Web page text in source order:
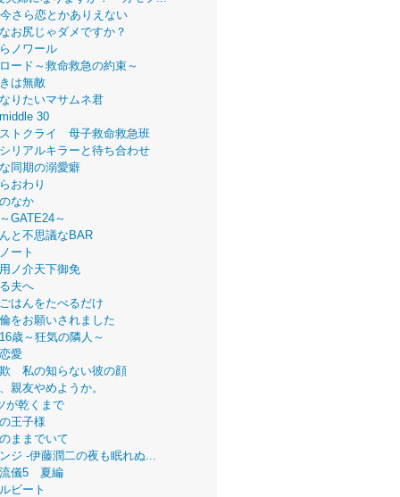
さら恋とかありえない
お尻じゃダメですか？
ノワール
ード～救命救急の約束～
は無敵
りたいマサムネ君
30
トクライ 母子救命救急班
リアルキラーと待ち合わせ
同期の溺愛癖
おわり
なか
GATE24～
と不思議なBAR
ート
ノ介天下御免
夫へ
はんをたべるだけ
をお願いされました
歳～狂気の隣人～
愛
私の知らない彼の顔
親友やめようか。
が乾くまで
王子様
ままでいて
ジ -伊藤潤二の夜も眠れぬ...
儀5 夏編
ビート